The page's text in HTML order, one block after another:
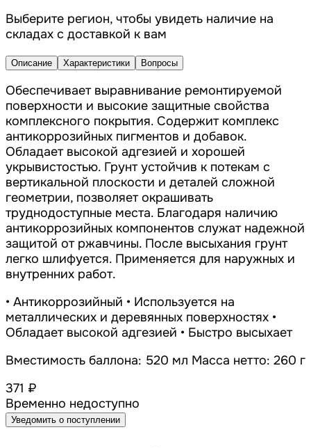
Выберите регион, чтобы увидеть наличие на
складах с доставкой к вам
Описание Характеристики Вопросы
Обеспечивает выравнивание ремонтируемой
поверхности и высокие защитные свойства
комплексного покрытия. Содержит комплекс
антикоррозийных пигментов и добавок.
Обладает высокой адгезией и хорошей
укрывистостью. Грунт устойчив к потекам с
вертикальной плоскости и деталей сложной
геометрии, позволяет окрашивать
труднодоступные места. Благодаря наличию
антикоррозийных компонентов служат надежной
защитой от ржавчины. После высыхания грунт
легко шлифуется. Применяется для наружных и
внутренних работ.
• Антикоррозийный • Используется на
металлических и деревянных поверхностях •
Обладает высокой адгезией • Быстро высыхает
Вместимость баллона: 520 мл Масса нетто: 260 г
371 ₽
Временно недоступно
Уведомить о поступлении